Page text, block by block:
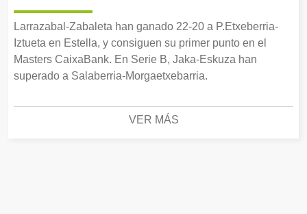
Larrazabal-Zabaleta han ganado 22-20 a P.Etxeberria-
Iztueta en Estella, y consiguen su primer punto en el
Masters CaixaBank. En Serie B, Jaka-Eskuza han
superado a Salaberria-Morgaetxebarria.
VER MÁS